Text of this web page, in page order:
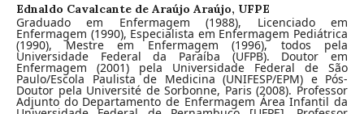
Ednaldo Cavalcante de Araújo Araújo, UFPE
Graduado em Enfermagem (1988), Licenciado em
Enfermagem (1990), Especialista em Enfermagem Pediátrica
(1990), Mestre em Enfermagem (1996), todos pela
Universidade Federal da Paraíba (UFPB). Doutor em
Enfermagem (2001) pela Universidade Federal de São
Paulo/Escola Paulista de Medicina (UNIFESP/EPM) e Pós-
Doutor pela Université de Sorbonne, Paris (2008). Professor
Adjunto do Departamento de Enfermagem Área Infantil da